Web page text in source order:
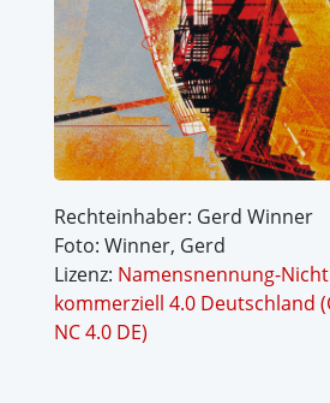
Rechteinhaber: Gerd Winner
Foto: Winner, Gerd
Lizenz: Namensnennung-Nicht
kommerziell 4.0 Deutschland
NC 4.0 DE)